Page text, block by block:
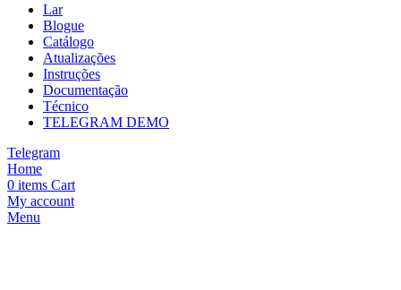
Lar
Blogue
Catálogo
Atualizações
Instruções
Documentação
Técnico
TELEGRAM DEMO
Telegram
Home
0 items Cart
My account
Menu